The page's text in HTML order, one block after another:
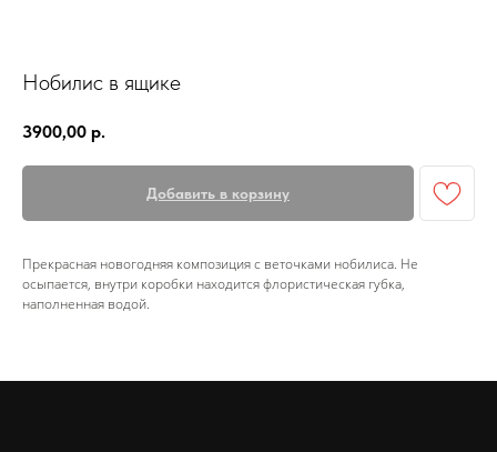
Нобилис в ящике
3900,00 р.
Добавить в корзину
Прекрасная новогодняя композиция с веточками нобилиса. Не
осыпается, внутри коробки находится флористическая губка,
наполненная водой.